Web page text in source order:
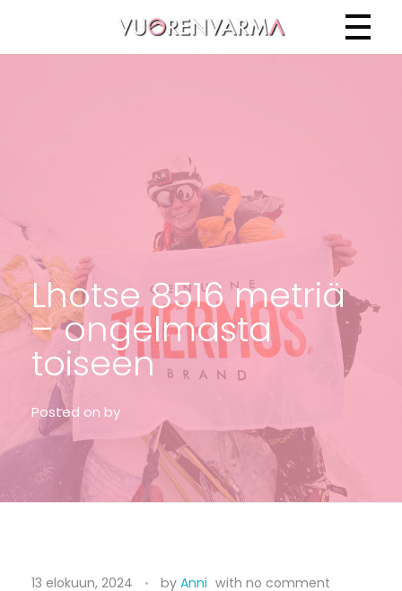
Vuorenvarma
Lhotse 8516 metriä
– ongelmasta
toiseen
Posted on by
L
13 elokuun, 2024 by Anni with no comment